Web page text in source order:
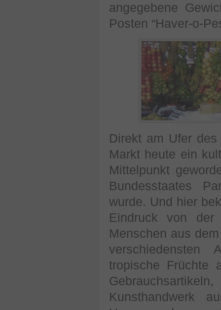
angegebene
Posten “Haver-o-
Direkt am Ufer des
Markt heute ein
Mittelpunkt
Bundesstaates
wurde. Und hier
Eindruck von der
Menschen aus
verschiedensten
tropische Früchte
Kunsthandwerk